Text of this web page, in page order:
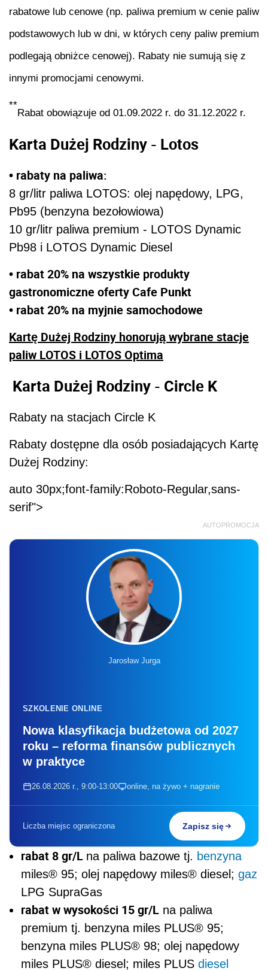
rabatowe lub cenowe (np. paliwa premium w cenie paliw
podstawowych lub w dni, w których ceny paliw premium
podlegają obniżce cenowej). Rabaty nie sumują się z
innymi promocjami cenowymi.
**
Rabat obowiązuje od 01.09.2022 r. do 31.12.2022 r.
Karta Dużej Rodziny - Lotos
• rabaty na paliwa:
8 gr/litr paliwa LOTOS: olej napędowy, LPG,
Pb95 (benzyna bezołowiowa)
10 gr/litr paliwa premium - LOTOS Dynamic
Pb98 i LOTOS Dynamic Diesel
• rabat 20% na wszystkie produkty
gastronomiczne oferty Cafe Punkt
• rabat 20% na myjnie samochodowe
Kartę Dużej Rodziny honorują wybrane stacje
paliw LOTOS i LOTOS Optima
Karta Dużej Rodziny - Circle K
Rabaty na stacjach Circle K
Rabaty dostępne dla osób posiadających Kartę
Dużej Rodziny:
auto 30px;font-family:Roboto-Regular,sans-
serif">
AUTOPROMOCJA
Jarosław Jurga
SZKOLENIE ONLINE
Nowa klasyfikacja budżetowa od 2027
roku – reforma finansów publicznych
w praktyce
26.08.2026 r., 9:00-13:00 online, na żywo + nagranie
Liczba miejsc ograniczona Zapisz się
rabat 8 gr/L na paliwa bazowe tj. benzyna
miles® 95; olej napędowy miles® diesel; gaz
LPG SupraGas
rabat w wysokości 15 gr/L na paliwa
premium tj. benzyna miles PLUS® 95;
benzyna miles PLUS® 98; olej napędowy
miles PLUS® diesel; miles PLUS diesel